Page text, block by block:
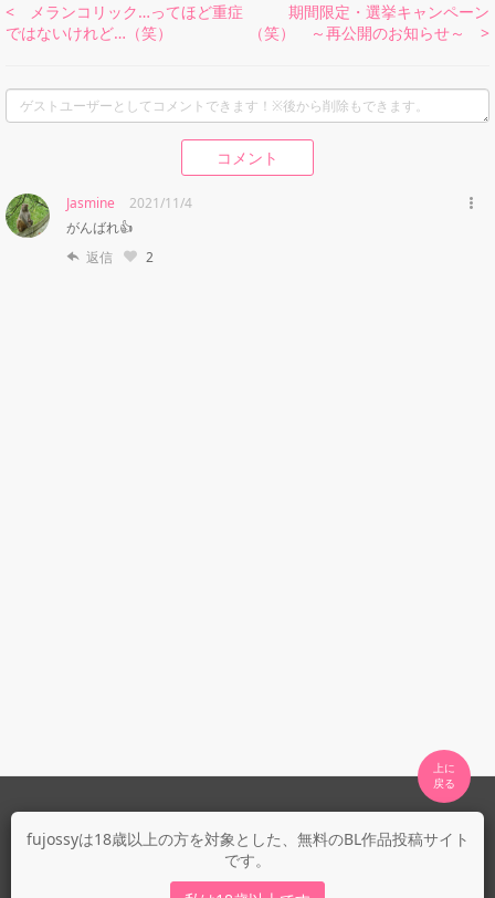
fujossyは18歳以上の方を対象とした、無料のBL作品投稿サイト
です。
< メランコリック…ってほど重症
ではないけれど…（笑）
期間限定・選挙キャンペーン
（笑） ～再公開のお知らせ～ >
コメント
Jasmine
2021/11/4
がんばれ👍
返信
2
上に
fujossyについて
fujossy運営ブログ